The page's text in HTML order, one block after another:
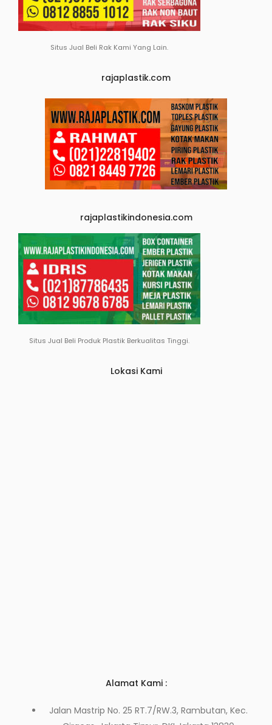
Situs Jual Beli Rak Kami Yang Lain.
rajaplastik.com
rajaplastikindonesia.com
Situs Jual Beli Produk Plastik Berkualitas Tinggi.
Lokasi Kami
Alamat Kami :
Jalan Mastrip No. 25 RT.7/RW.3, Rambutan, Kec.